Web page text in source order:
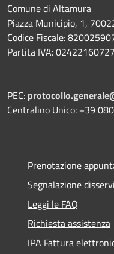
Comune di Altamura
Piazza Municipio, 1,
Codice Fiscale:
Partita IVA: 02422160727
PEC:
Centralino Unico: +39
Prenotazione
Segnalazione
Leggi le FAQ
Richiesta assistenza
IPA Fattura